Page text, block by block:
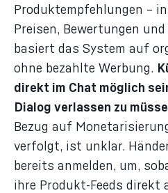
Produktempfehlungen –
Preisen, Bewertungen
basiert das System auf
ohne bezahlte Werbung.
direkt im Chat möglich
Dialog verlassen zu
Bezug auf
verfolgt, ist unklar.
bereits anmelden, um,
ihre Produkt-Feeds direkt